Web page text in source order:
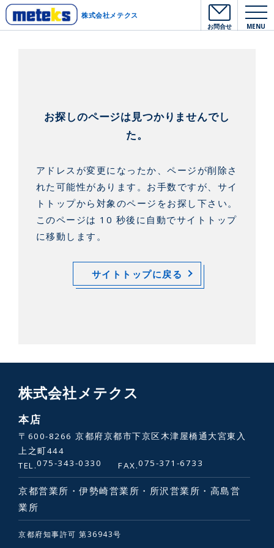
株式会社メテクス
お問合せ MENU
お探しのページは見つかりませんでし
た。
アドレスが変更になったか、ページが削除さ
れた可能性があります。 お手数ですが、サイ
トトップから対象のページをお探し下さい。
このページは 10 秒後に自動でサイトトップ
に移動します。
サイトトップに戻る
株式会社メテクス
本店
〒600-8266 京都府京都市下京区木津屋橋通大宮東入
上之町444
TEL.075-343-0330 FAX.075-371-6733
京都営業所・伊勢崎営業所・所沢営業所・高島営
業所
京都府知事許可 第36943号